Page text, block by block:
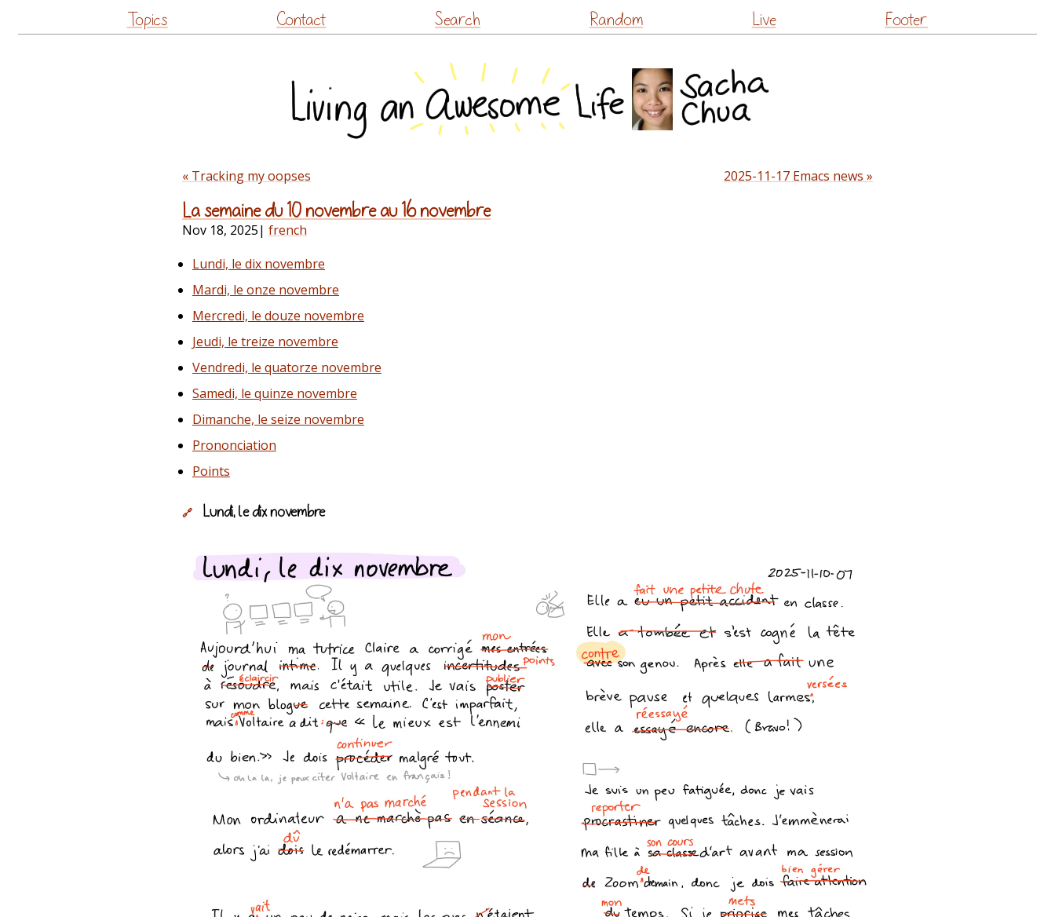
to
Topics Contact Search Random Live Footer
« Tracking my oopses 2025-11-17 Emacs news »
La semaine du 10 novembre au 16 novembre
Nov 18, 2025| french
Lundi, le dix novembre
Mardi, le onze novembre
Mercredi, le douze novembre
Jeudi, le treize novembre
Vendredi, le quatorze novembre
Samedi, le quinze novembre
Dimanche, le seize novembre
Prononciation
Points
🔗 Lundi, le dix novembre